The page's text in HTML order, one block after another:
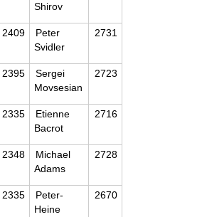
Shirov
2409
Peter
Svidler
2731
2395
Sergei
Movsesian
2723
2335
Etienne
Bacrot
2716
2348
Michael
Adams
2728
2335
Peter-
Heine
2670